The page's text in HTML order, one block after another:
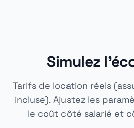
Simulez
Tarifs de location réels
incluse). Ajustez les
le coût côté salarié et